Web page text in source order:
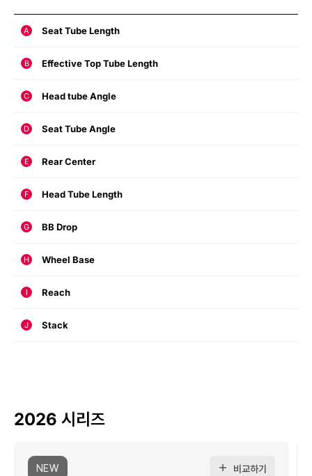
A Seat Tube Length
B Effective Top Tube Length
C Head tube Angle
D Seat Tube Angle
E Rear Center
F Head Tube Length
G BB Drop
H Wheel Base
I Reach
J Stack
2026 시리즈
NEW 비교하기